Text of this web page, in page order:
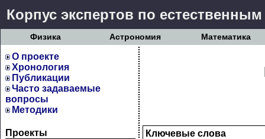
Корпус экспертов по
Физика Астрономия Математика
О проекте
Хронология
Публикации
Часто задаваемые
вопросы
Методики
Проекты
Ключевые слова